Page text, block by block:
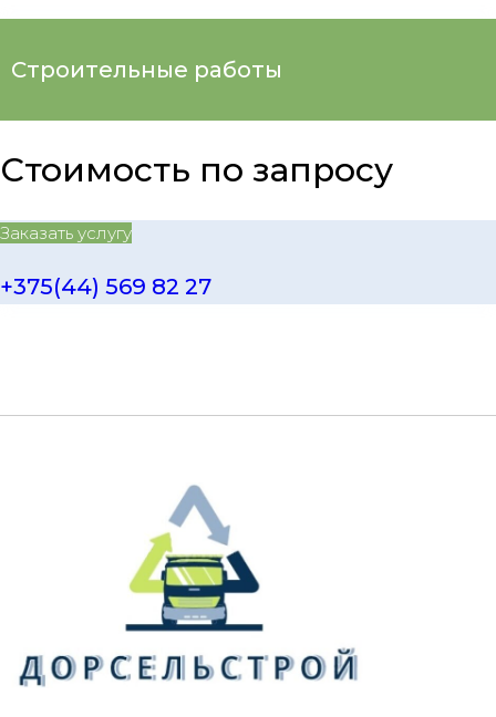
Строительные работы
Стоимость по запросу
Заказать услугу
+375(44) 569 82 27